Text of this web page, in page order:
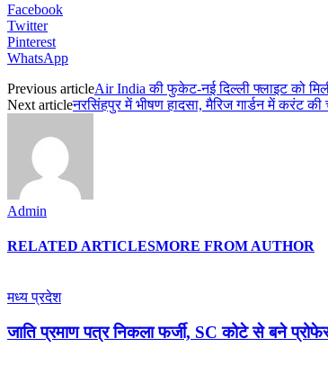
Facebook
Twitter
Pinterest
WhatsApp
Previous articleAir India की फुकेट-नई दिल्ली फ्लाइट को
Next articleनरसिंहपुर में भीषण हादसा, मैरिज गार्डन में करंट
Admin
RELATED ARTICLESMORE FROM AUTHOR
मध्य प्रदेश
जाति प्रमाण पत्र निकला फर्जी, SC कोटे से बने